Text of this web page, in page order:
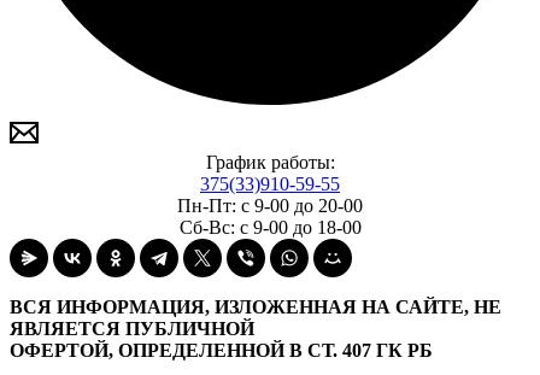
График работы:
375(33)910-59-55
Пн-Пт: с 9-00 до 20-00
Сб-Вс: с 9-00 до 18-00
ВСЯ ИНФОРМАЦИЯ, ИЗЛОЖЕННАЯ НА САЙТЕ, НЕ
ЯВЛЯЕТСЯ ПУБЛИЧНОЙ
ОФЕРТОЙ, ОПРЕДЕЛЕННОЙ В СТ. 407 ГК РБ